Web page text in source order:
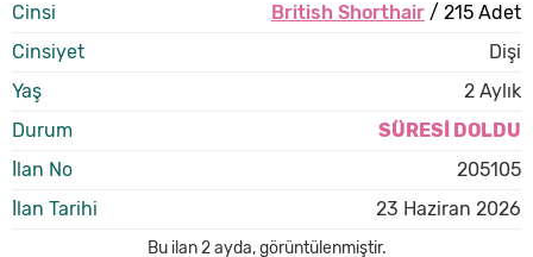
Cinsi British Shorthair/ 215 Adet
Cinsiyet
Dişi
Yaş
2 Aylık
Durum
SÜRESİ DOLDU
İlan No
205105
İlan Tarihi
23 Haziran 2026
Bu ilan2 ayda,görüntülenmiştir.